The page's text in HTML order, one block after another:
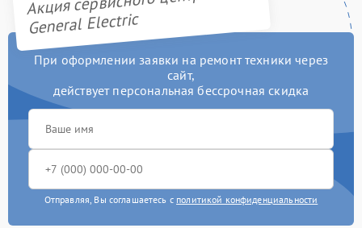
General Electric
При оформлении заявки на ремонт техники через
сайт,
действует персональная бессрочная скидка
Отправляя, Вы соглашаетесь с политикой конфиденциальности